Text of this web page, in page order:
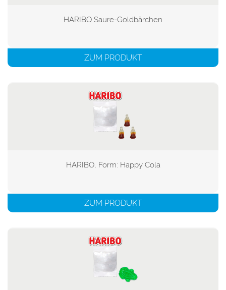
HARIBO Saure-Goldbärchen
ZUM PRODUKT
HARIBO, Form: Happy Cola
ZUM PRODUKT